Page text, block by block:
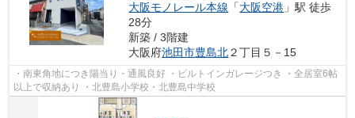
大阪モノレール本線 「大阪空港 」駅 徒歩
28分
新築 / 3階建
大阪府池田市豊島北２丁目５－15
・南東角地につき陽当り・通風良好 ・ビルトインガレージつき ・全居室6帖
以上で収納あり ・北豊島小学校・北豊島中学校